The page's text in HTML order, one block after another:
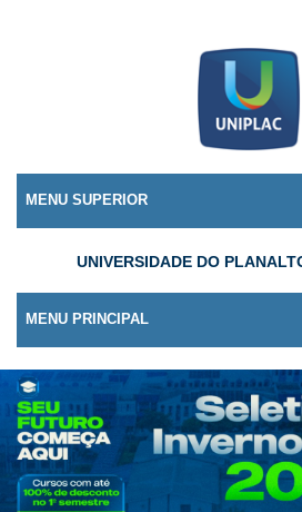
MENU SUPERIOR
UNIVERSIDADE DO
MENU PRINCIPAL